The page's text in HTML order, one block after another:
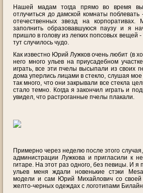
Нашей мадам тогда прямо во время
отлучиться до дамской комнаты
отечественных звезд на
заполнить образовавшуюся паузу и я
пришло в голову из легких попсовых вещей
тут случилось чудо.
Как известно Юрий Лужков очень любит (в
него много ульев на приусадебном
играть, все эти пчелы высыпали из своих
дома уперлись лицами в стекло, слушая
так много, что они закрывали все стекла
стало темно. Когда я закончил играть и
увидел, что растроганные пчелы плакали.
Примерно через неделю после этого
администрации Лужкова и пригласили к
гитаре. На этот раз одного, без певицы. И я
ульев меня ждали новенькие стэки
модели и сам Юрий Михайлович со
желто-черных одеждах с логотипами